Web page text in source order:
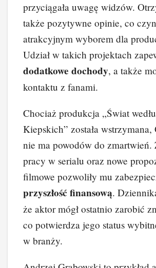
przyciągała uwagę widzów.
także pozytywne opinie, co
atrakcyjnym wyborem dla
Udział w takich projektach
dodatkowe dochody, a także
kontaktu z fanami.
Chociaż produkcja „Świat
Kiepskich” została
nie ma powodów do
pracy w serialu oraz nowe
filmowe pozwoliły mu
przyszłość finansową.
że aktor mógł ostatnio zarobić
co potwierdza jego status
w branży.